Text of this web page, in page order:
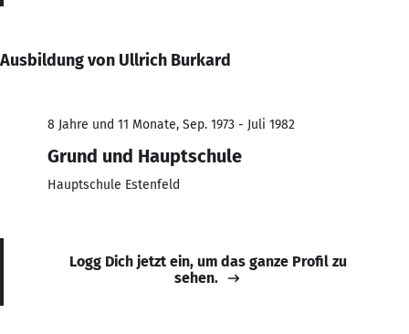
Ausbildung von Ullrich Burkard
8 Jahre und 11 Monate, Sep. 1973 - Juli 1982
Grund und Hauptschule
Hauptschule Estenfeld
Logg Dich jetzt ein, um das ganze Profil zu
sehen.